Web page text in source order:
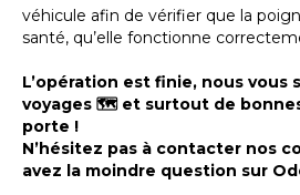
véhicule afin de vérifier que la
santé, qu’elle fonctionne
L’opération est finie, nous vous
voyages 🗺️ et surtout de
porte !
N’hésitez pas à contacter nos
avez la moindre question sur